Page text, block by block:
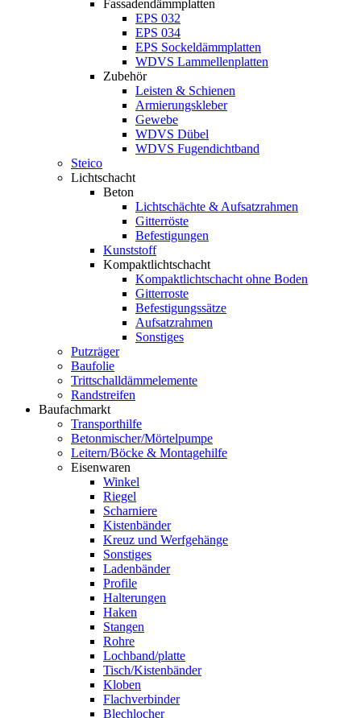
Fassadendämmplatten
EPS 032
EPS 034
EPS Sockeldämmplatten
WDVS Lammellenplatten
Zubehör
Leisten & Schienen
Armierungskleber
Gewebe
WDVS Dübel
WDVS Fugendichtband
Steico
Lichtschacht
Beton
Lichtschächte & Aufsatzrahmen
Gitterröste
Befestigungen
Kunststoff
Kompaktlichtschacht
Kompaktlichtschacht ohne Boden
Gitterroste
Befestigungssätze
Aufsatzrahmen
Sonstiges
Putzräger
Baufolie
Trittschalldämmelemente
Randstreifen
Baufachmarkt
Transporthilfe
Betonmischer/Mörtelpumpe
Leitern/Böcke & Montagehilfe
Eisenwaren
Winkel
Riegel
Scharniere
Kistenbänder
Kreuz und Werfgehänge
Sonstiges
Ladenbänder
Profile
Halterungen
Haken
Stangen
Rohre
Lochband/platte
Tisch/Kistenbänder
Kloben
Flachverbinder
Blechlocher